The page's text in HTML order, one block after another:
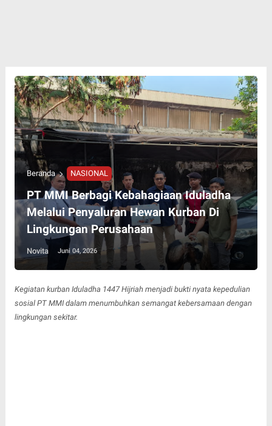
Beranda NASIONAL
PT MMI Berbagi Kebahagiaan Iduladha
Melalui Penyaluran Hewan Kurban Di
Lingkungan Perusahaan
Novita Juni 04, 2026
Kegiatan kurban Iduladha 1447 Hijriah menjadi bukti nyata kepedulian
sosial PT MMI dalam menumbuhkan semangat kebersamaan dengan
lingkungan sekitar.